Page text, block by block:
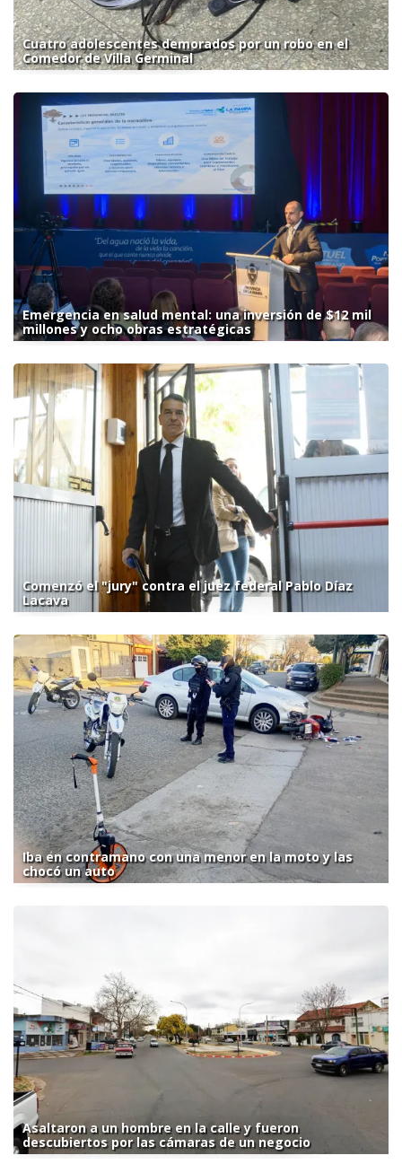
Cuatro adolescentes demorados por un robo en el
Comedor de Villa Germinal
Emergencia en salud mental: una inversión de $12 mil
millones y ocho obras estratégicas
Comenzó el "jury" contra el juez federal Pablo Díaz
Lacava
Iba en contramano con una menor en la moto y las
chocó un auto
Asaltaron a un hombre en la calle y fueron
descubiertos por las cámaras de un negocio